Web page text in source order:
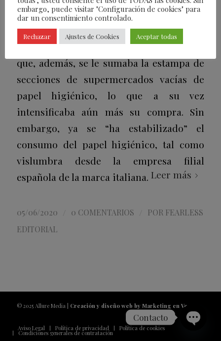
consumidor ante un confinamiento fue
hacer acopio de aquellos productos
imprescindibles en casa”, explica. A lo
que, además, se le sumaba la estampa de
secciones de supermercados vacías de
papel higiénico, lo que a su vez
intensificaba aún más su compra. Sin
embargo, ya se “ha estabilizado” el
consumo del papel higiénico, tal como
vislumbra desde la empresa filial
española de la marca italiana. Leer más
05/06/2020 0 COMENTARIOS POR FEARLESS
EDITORIAL
© 2025 Allure Media | Creación y diseño web by Marketing en Vena
Aviso Legal Política de privacidad Política de cookies
Condiciones generales de contratación
embargo, puede visitar "Configuración de cookies" para
dar un consentimiento controlado.
Rechazar Ajustes de Cookies Aceptar todas
Contacto